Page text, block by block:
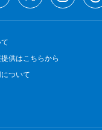
供はこちらから
ついて